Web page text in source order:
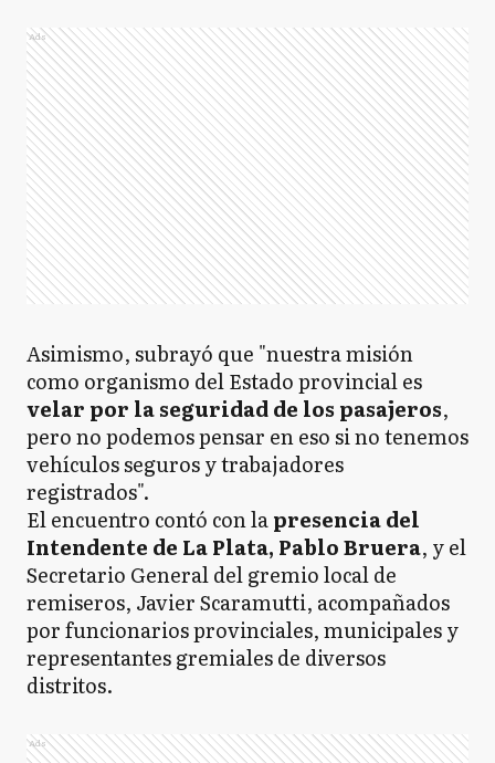
Ads
Asimismo, subrayó que "nuestra misión
como organismo del Estado provincial es
velar por la seguridad de los pasajeros,
pero no podemos pensar en eso si no tenemos
vehículos seguros y trabajadores
registrados".
El encuentro contó con lapresencia del
Intendente de La Plata, Pablo Bruera, y el
Secretario General del gremio local de
remiseros, Javier Scaramutti, acompañados
por funcionarios provinciales, municipales y
representantes gremiales de diversos
distritos.
Ads